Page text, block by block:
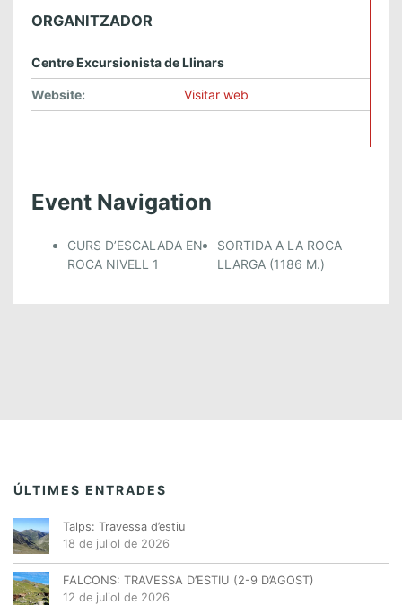
ORGANITZADOR
Centre Excursionista de Llinars
Website: Visitar web
Event Navigation
CURS D’ESCALADA EN
ROCA NIVELL 1
SORTIDA A LA ROCA
LLARGA (1186 M.)
ÚLTIMES ENTRADES
Talps: Travessa d’estiu
18 de juliol de 2026
FALCONS: TRAVESSA D’ESTIU (2-9 D’AGOST)
12 de juliol de 2026